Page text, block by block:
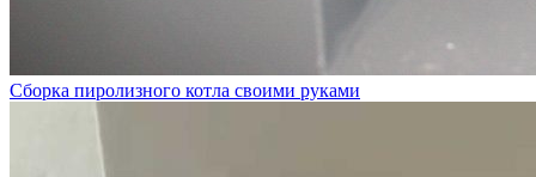
Сборка пиролизного котла своими руками